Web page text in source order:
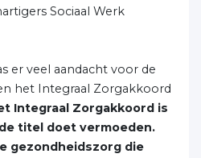
Sociaal Werk
er veel aandacht voor de
het Integraal Zorgakkoord
Integraal Zorgakkoord is
titel doet vermoeden.
gezondheidszorg die